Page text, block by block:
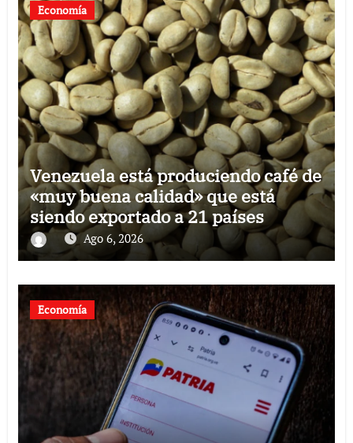
Economía
Venezuela está produciendo café de
«muy buena calidad» que está
siendo exportado a 21 países
Ago 6, 2026
Economía